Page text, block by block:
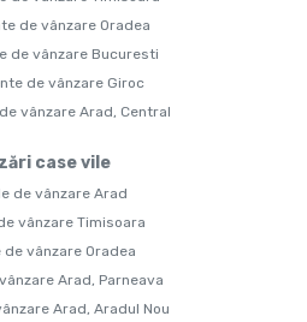
de vânzare Oradea
de vânzare Bucuresti
de vânzare Giroc
vânzare Arad, Central
case vile
de vânzare Arad
vânzare Timisoara
de vânzare Oradea
Arad, Parneava
Arad, Aradul Nou